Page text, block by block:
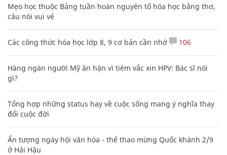
Mẹo học thuộc Bảng tuần hoàn nguyên tố hóa học bằng thơ,
câu nói vui vẻ
Các công thức hóa học lớp 8, 9 cơ bản cần nhớ 106
Hàng ngàn người Mỹ ân hận vì tiêm vắc xin HPV: Bác sĩ nói
gì?
Tổng hợp những status hay về cuộc sống mang ý nghĩa thay
đổi cuộc đời
Ấn tượng ngày hội văn hóa - thể thao mừng Quốc khánh 2/9
ở Hải Hậu